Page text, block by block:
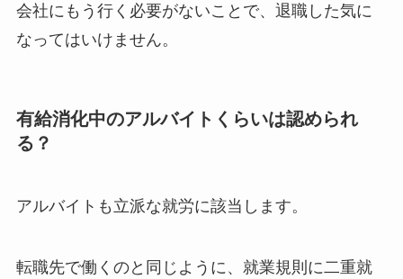
会社にもう行く必要がないことで、退職した気に
なってはいけません。
有給消化中のアルバイトくらいは認められ
る？
アルバイトも立派な就労に該当します。
転職先で働くのと同じように、就業規則に二重就